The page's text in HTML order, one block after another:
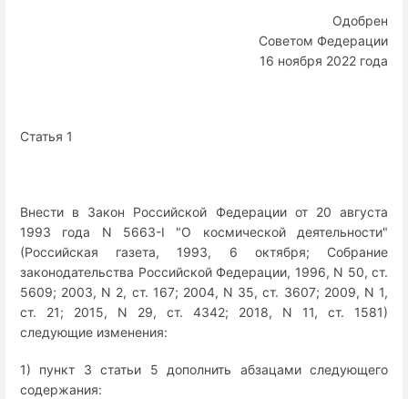
Одобрен
Советом Федерации
16 ноября 2022 года
Статья 1
Внести в Закон Российской Федерации от 20 августа
1993 года N 5663-I "О космической деятельности"
(Российская газета, 1993, 6 октября; Собрание
законодательства Российской Федерации, 1996, N 50, ст.
5609; 2003, N 2, ст. 167; 2004, N 35, ст. 3607; 2009, N 1,
ст. 21; 2015, N 29, ст. 4342; 2018, N 11, ст. 1581)
следующие изменения:
1) пункт 3 статьи 5 дополнить абзацами следующего
содержания: